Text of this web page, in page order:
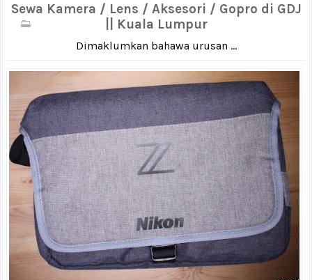
Sewa Kamera / Lens / Aksesori / Gopro di GDJ
|| Kuala Lumpur
Dimaklumkan bahawa urusan ...